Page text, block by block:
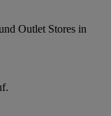
Outlet Stores in